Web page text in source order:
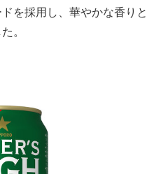
を採用し、華やかな香りと
。